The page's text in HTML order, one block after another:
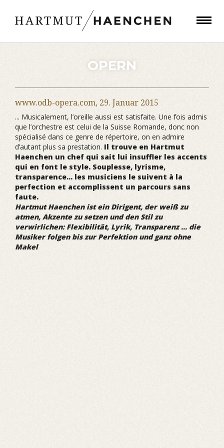
OPERN
www.odb-opera.com, 29. Januar 2015
... Musicalement, l’oreille aussi est satisfaite. Une fois admis
que l’orchestre est celui de la Suisse Romande, donc non
spécialisé dans ce genre de répertoire, on en admire
d’autant plus sa prestation. Il trouve en Hartmut
Haenchen un chef qui sait lui insuffler les accents
qui en font le style. Souplesse, lyrisme,
transparence... les musiciens le suivent à la
perfection et accomplissent un parcours sans
faute.
Hartmut Haenchen ist ein Dirigent, der weiß zu
atmen, Akzente zu setzen und den Stil zu
verwirlichen: Flexibilität, Lyrik, Transparenz ... die
Musiker folgen bis zur Perfektion und ganz ohne
Makel